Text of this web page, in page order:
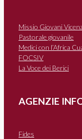
Missio Giovani
Pastorale giovanile
Medici con l’Africa
FOCSIV
La Voce dei Berici
AGENZIE
Fides